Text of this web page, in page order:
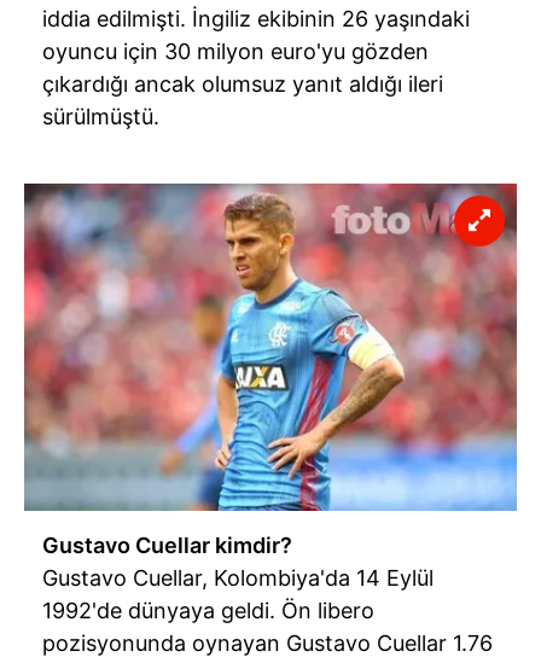
iddia edilmişti. İngiliz ekibinin 26 yaşındaki
oyuncu için 30 milyon euro'yu gözden
çıkardığı ancak olumsuz yanıt aldığı ileri
sürülmüştü.
Gustavo Cuellar kimdir?
Gustavo Cuellar, Kolombiya'da 14 Eylül
1992'de dünyaya geldi. Ön libero
pozisyonunda oynayan Gustavo Cuellar 1.76